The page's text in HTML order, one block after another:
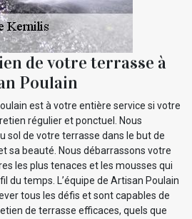
de votre terrasse à
Poulain
est à votre entière service si votre
régulier et ponctuel. Nous
sol de votre terrasse dans le but de
sa beauté. Nous débarrassons votre
les plus tenaces et les mousses qui
du temps. L’équipe de Artisan Poulain
tous les défis et sont capables de
de terrasse efficaces, quels que